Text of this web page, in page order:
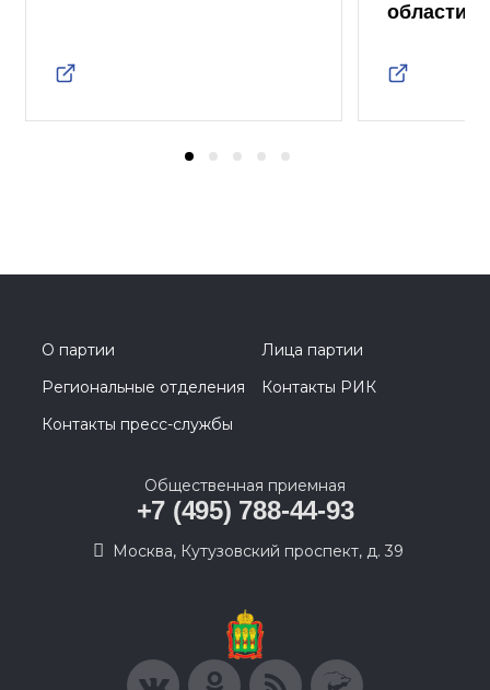
области
О партии
Лица партии
Региональные отделения
Контакты РИК
Контакты пресс-службы
Общественная приемная
+7 (495) 788-44-93
Москва, Кутузовский проспект, д. 39